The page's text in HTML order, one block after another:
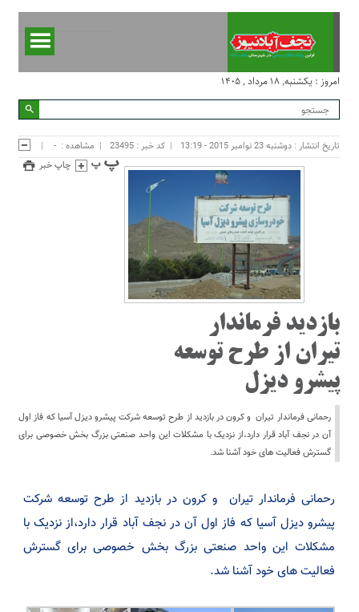
امروز : یکشنبه, ۱۸ مرداد , ۱۴۰۵
تاریخ انتشار : دوشنبه 23 نوامبر 2015 - 13:19 کد خبر : 23495 مشاهده : -
چاپ خبر
بازدید فرماندار
تیران از طرح توسعه
پیشرو دیزل
رحمانی فرماندار تیران و کرون در بازدید از طرح توسعه شرکت پیشرو دیزل آسیا که فاز اول
آن در نجف آباد قرار دارد،از نزدیک با مشکلات این واحد صنعتی بزرگ بخش خصوصی برای
گسترش فعالیت های خود آشنا شد.
رحمانی فرماندار تیران و کرون در بازدید از طرح توسعه شرکت
پیشرو دیزل آسیا که فاز اول آن در نجف آباد قرار دارد،از نزدیک با
مشکلات این واحد صنعتی بزرگ بخش خصوصی برای گسترش
فعالیت های خود آشنا شد.